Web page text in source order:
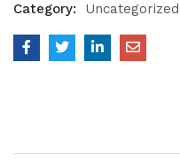
Category:
Uncategorized